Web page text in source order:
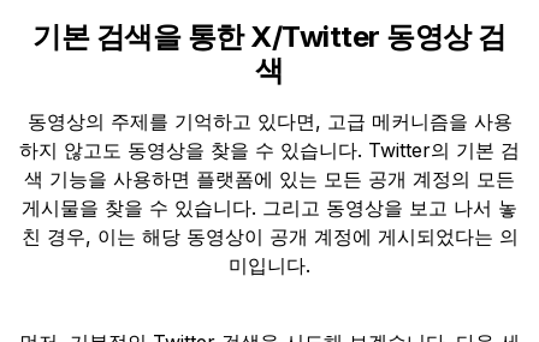
기본 검색을 통한 X/Twitter 동영상 검
색
동영상의 주제를 기억하고 있다면, 고급 메커니즘을 사용
하지 않고도 동영상을 찾을 수 있습니다. Twitter의 기본 검
색 기능을 사용하면 플랫폼에 있는 모든 공개 계정의 모든
게시물을 찾을 수 있습니다. 그리고 동영상을 보고 나서 놓
친 경우, 이는 해당 동영상이 공개 계정에 게시되었다는 의
미입니다.